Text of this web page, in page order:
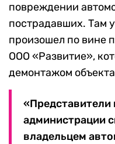
повреждении
пострадавших. Там
произошел по вине
ООО «Развитие»,
демонтажом
«Представители
администрации
владельцем